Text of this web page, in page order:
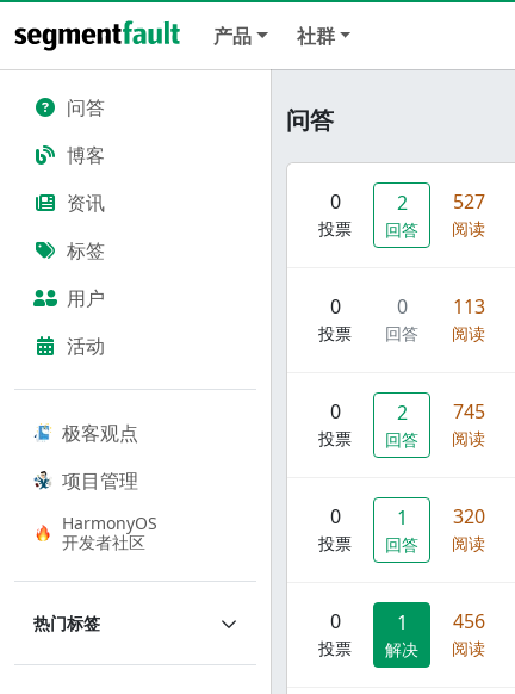
产品 社群
问答
博客
资讯
标签
用户
活动
极客观点
项目管理
HarmonyOS
开发者社区
热门标签
问答
0
投票
2
回答
527
阅读
0
投票
0
回答
113
阅读
0
投票
2
回答
745
阅读
0
投票
1
回答
320
阅读
0
投票
1
解决
456
阅读